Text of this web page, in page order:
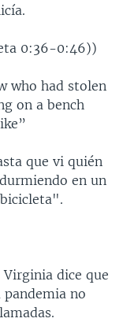
0:36-0:46))
who had stolen
on a bench
que vi quién
en un
Virginia dice que
no